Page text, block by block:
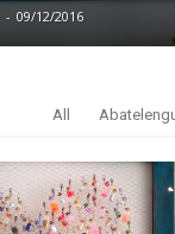
- 09/12/2016
All